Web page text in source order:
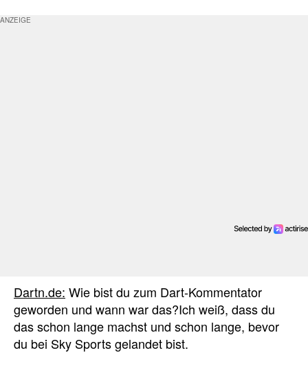
Dartn.de: Wie bist du zum Dart-Kommentator
geworden und wann war das?Ich weiß, dass du
das schon lange machst und schon lange, bevor
du bei Sky Sports gelandet bist.